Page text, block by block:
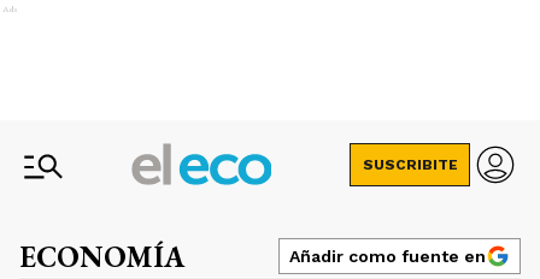
Ads
SUSCRIBITE
ECONOMÍA Añadir como fuente en